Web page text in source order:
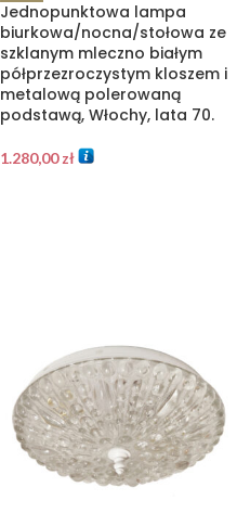
Jednopunktowa lampa
biurkowa/nocna/stołowa ze
szklanym mleczno białym
półprzezroczystym kloszem i
metalową polerowaną
podstawą, Włochy, lata 70.
1.280,00zł